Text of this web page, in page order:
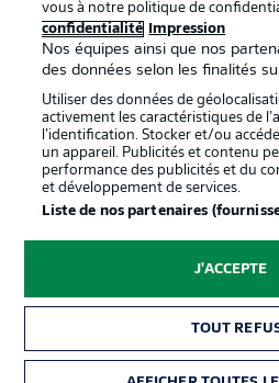
Mentions Légales
vous à notre politique de
confidentialité
Impression
Nos équipes ainsi que nos
des données selon les finalités
Utiliser des données de
activement les caractéristiques de
l’identification. Stocker et/ou
un appareil. Publicités et contenu
performance des publicités et du
et développement de services.
Liste de nos partenaires
J'ACCEPTE
TOUT